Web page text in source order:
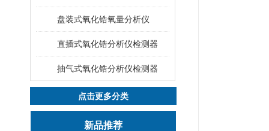
盘装式氧化锆氧量分析仪
直插式氧化锆分析仪检测器
抽气式氧化锆分析仪检测器
点击更多分类
新品推荐